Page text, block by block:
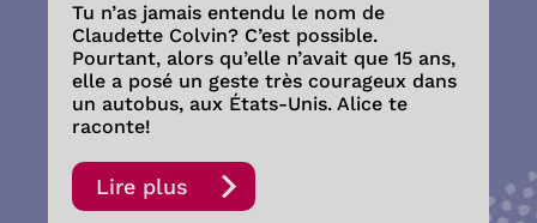
Tu n’as jamais entendu le nom de
Claudette Colvin? C’est possible.
Pourtant, alors qu’elle n’avait que 15 ans,
elle a posé un geste très courageux dans
un autobus, aux États-Unis. Alice te
raconte!
Lire plus